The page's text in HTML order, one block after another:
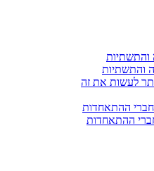
והתשתיות
והתשתיות
לעשות את זה
ההתאחדות
ההתאחדות